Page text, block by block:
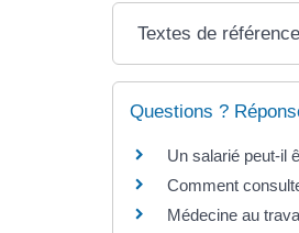
Textes de référence
Questions ?
Un salarié peut-il
Comment
Médecine au